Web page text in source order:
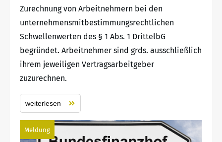
Zurechnung von Arbeitnehmern bei den
unternehmensmitbestimmungsrechtlichen
Schwellenwerten des § 1 Abs. 1 DrittelbG
begründet. Arbeitnehmer sind grds. ausschließlich
ihrem jeweiligen Vertragsarbeitgeber
zuzurechnen.
weiterlesen
Meldung